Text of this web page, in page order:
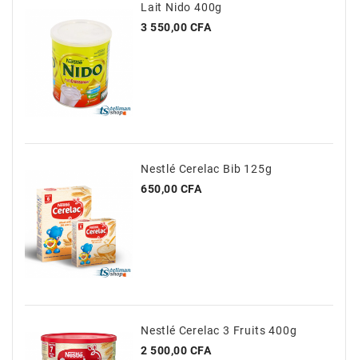
Lait Nido 400g
Prix
3 550,00 CFA
Nestlé Cerelac Bib 125g
Prix
650,00 CFA
Nestlé Cerelac 3 Fruits 400g
Prix
2 500,00 CFA